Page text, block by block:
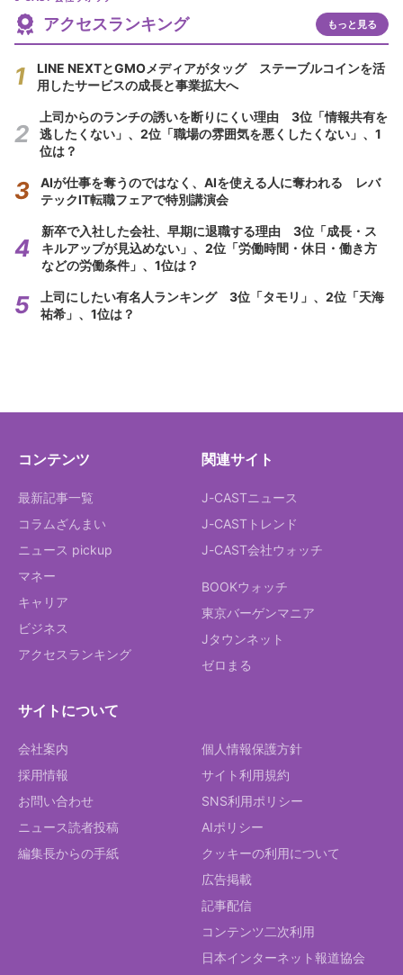
アクセスランキング もっと見る
LINE NEXTとGMOメディアがタッグ ステーブルコインを活
用したサービスの成長と事業拡大へ
上司からのランチの誘いを断りにくい理由 3位「情報共有を
逃したくない」、2位「職場の雰囲気を悪くしたくない」、1
位は？
AIが仕事を奪うのではなく、AIを使える人に奪われる レバ
テックIT転職フェアで特別講演会
新卒で入社した会社、早期に退職する理由 3位「成長・ス
キルアップが見込めない」、2位「労働時間・休日・働き方
などの労働条件」、1位は？
上司にしたい有名人ランキング 3位「タモリ」、2位「天海
祐希」、1位は？
コンテンツ
最新記事一覧
コラムざんまい
ニュース pickup
マネー
キャリア
ビジネス
アクセスランキング
関連サイト
J-CASTニュース
J-CASTトレンド
J-CAST会社ウォッチ
BOOKウォッチ
東京バーゲンマニア
Jタウンネット
ゼロまる
サイトについて
会社案内
採用情報
お問い合わせ
ニュース読者投稿
編集長からの手紙
個人情報保護方針
サイト利用規約
SNS利用ポリシー
AIポリシー
クッキーの利用について
広告掲載
記事配信
コンテンツ二次利用
日本インターネット報道協会